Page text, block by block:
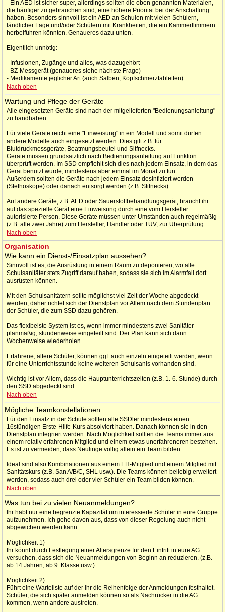
- Ein AED ist sicher super, allerdings sollten die oben genannten Materialen,
die häufiger zu gebrauchen sind, eine höhere Priorität bei der Anschaffung
haben. Besonders sinnvoll ist ein AED an Schulen mit vielen Schülern,
ländlicher Lage und/oder Schülern mit Krankheiten, die ein Kammerflimmern
herbeiführen könnten. Genaueres dazu unten.
Eigentlich unnötig:
- Infusionen, Zugänge und alles, was dazugehört
- BZ-Messgerät (genaueres siehe nächste Frage)
- Medikamente jeglicher Art (auch Salben, Kopfschmerztabletten)
Nach oben
Wartung und Pflege der Geräte
Alle eingesetzten Geräte sind nach der mitgelieferten "Bedienungsanleitung"
zu handhaben.
Für viele Geräte reicht eine "Einweisung" in ein Modell und somit dürfen
andere Modelle auch eingesetzt werden. Dies gilt z.B. für
Blutdruckmessgeräte, Beatmungsbeutel und Sitfnecks.
Geräte müssen grundsätzlich nach Bedienungsanleitung auf Funktion
überprüft werden. Im SSD empfiehlt sich dies nach jedem Einsatz, in dem das
Gerät benutzt wurde, mindestens aber einmal im Monat zu tun.
Außerdem sollten die Geräte nach jedem Einsatz desinfiziert werden
(Stethoskope) oder danach entsorgt werden (z.B. Stifnecks).
Auf andere Geräte, z.B. AED oder Sauerstoffbehandlungsgerät, braucht ihr
auf das spezielle Gerät eine Einweisung durch eine vom Hersteller
autorisierte Person. Diese Geräte müssen unter Umständen auch regelmäßig
(z.B. alle zwei Jahre) zum Hersteller, Händler oder TÜV, zur Überprüfung.
Nach oben
Organisation
Wie kann ein Dienst-/Einsatzplan aussehen?
Sinnvoll ist es, die Ausrüstung in einem Raum zu deponieren, wo alle
Schulsanitäter stets Zugriff darauf haben, sodass sie sich im Alarmfall dort
ausrüsten können.
Mit den Schulsanitätern sollte möglichst viel Zeit der Woche abgedeckt
werden, daher richtet sich der Dienstplan vor Allem nach dem Stundenplan
der Schüler, die zum SSD dazu gehören.
Das flexibelste System ist es, wenn immer mindestens zwei Sanitäter
planmäßig, stundenweise eingeteilt sind. Der Plan kann sich dann
Wochenweise wiederholen.
Erfahrene, ältere Schüler, können ggf. auch einzeln eingeteilt werden, wenn
für eine Unterrichtsstunde keine weiteren Schulsanis vorhanden sind.
Wichtig ist vor Allem, dass die Hauptunterrichtszeiten (z.B. 1.-6. Stunde) durch
den SSD abgedeckt sind.
Nach oben
Mögliche Teamkonstellationen:
Für den Einsatz in der Schule sollten alle SSDler mindestens einen
16stündigen Erste-Hilfe-Kurs absolviert haben. Danach können sie in den
Dienstplan integriert werden. Nach Möglichkeit sollten die Teams immer aus
einem relativ erfahrenen Mitglied und einem etwas unerfahreneren bestehen.
Es ist zu vermeiden, dass Neulinge völlig allein ein Team bilden.
Ideal sind also Kombinationen aus einem EH-Mitglied und einem Mitglied mit
Sanitätskurs (z.B. San A/B/C, SHL usw.). Die Teams können beliebig erweitert
werden, sodass auch drei oder vier Schüler ein Team bilden können.
Nach oben
Was tun bei zu vielen Neuanmeldungen?
Ihr habt nur eine begrenzte Kapazität um interessierte Schüler in eure Gruppe
aufzunehmen. Ich gehe davon aus, dass von dieser Regelung auch nicht
abgewichen werden kann.
Möglichkeit 1)
Ihr könnt durch Festlegung einer Altersgrenze für den Eintritt in eure AG
versuchen, dass sich die Neuanmeldungen von Beginn an reduzieren. (z.B.
ab 14 Jahren, ab 9. Klasse usw.).
Möglichkeit 2)
Führt eine Warteliste auf der ihr die Reihenfolge der Anmeldungen festhaltet.
Schüler, die sich später anmelden können so als Nachrücker in die AG
kommen, wenn andere austreten.